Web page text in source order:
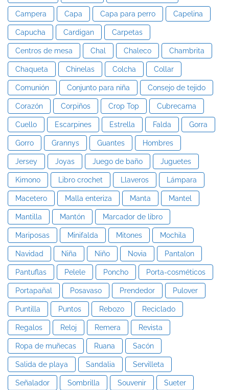
Campera Capa Capa para perro Capelina
Capucha Cardigan Carpetas
Centros de mesa Chal Chaleco Chambrita
Chaqueta Chinelas Colcha Collar
Comunión Conjunto para niña Consejo de tejido
Corazón Corpiños Crop Top Cubrecama
Cuello Escarpines Estrella Falda Gorra
Gorro Grannys Guantes Hombres
Jersey Joyas Juego de baño Juguetes
Kimono Libro crochet Llaveros Lámpara
Macetero Malla enteriza Manta Mantel
Mantilla Mantón Marcador de libro
Mariposas Minifalda Mitones Mochila
Navidad Niña Niño Novia Pantalon
Pantuflas Pelele Poncho Porta-cosméticos
Portapañal Posavaso Prendedor Pulover
Puntilla Puntos Rebozo Reciclado
Regalos Reloj Remera Revista
Ropa de muñecas Ruana Sacón
Salida de playa Sandalia Servilleta
Señalador Sombrilla Souvenir Sueter